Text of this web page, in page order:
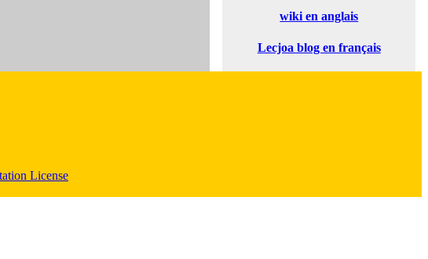
wiki en anglais
Lecjoa blog en français
License